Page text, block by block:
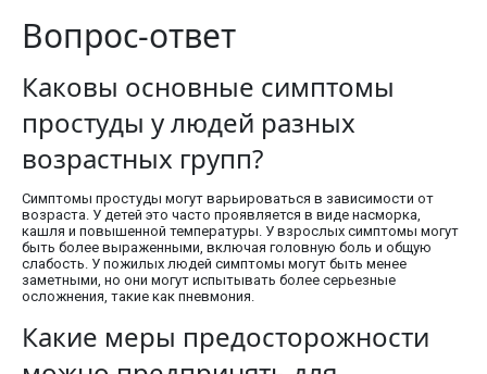
Вопрос-ответ
Каковы основные симптомы
простуды у людей разных
возрастных групп?
Симптомы простуды могут варьироваться в зависимости от
возраста. У детей это часто проявляется в виде насморка,
кашля и повышенной температуры. У взрослых симптомы могут
быть более выраженными, включая головную боль и общую
слабость. У пожилых людей симптомы могут быть менее
заметными, но они могут испытывать более серьезные
осложнения, такие как пневмония.
Какие меры предосторожности